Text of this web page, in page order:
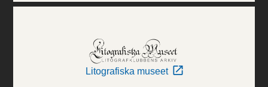
Litografiska museet